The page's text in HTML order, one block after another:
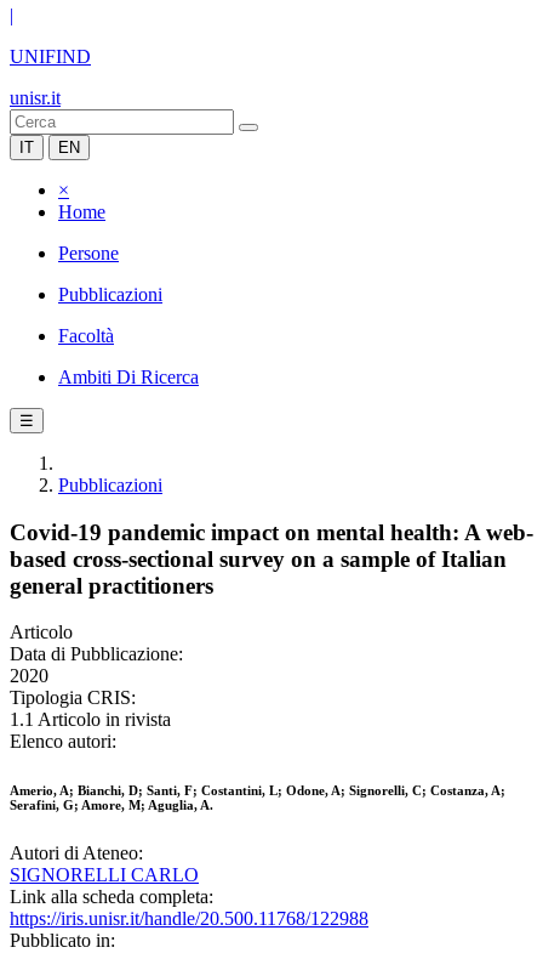
|
UNIFIND
unisr.it
IT EN
×
Home
Persone
Pubblicazioni
Facoltà
Ambiti Di Ricerca
☰
Pubblicazioni
Covid-19 pandemic impact on mental health: A web-
based cross-sectional survey on a sample of Italian
general practitioners
Articolo
Data di Pubblicazione:
2020
Tipologia CRIS:
1.1 Articolo in rivista
Elenco autori:
Amerio, A; Bianchi, D; Santi, F; Costantini, L; Odone, A; Signorelli, C; Costanza, A;
Serafini, G; Amore, M; Aguglia, A.
Autori di Ateneo:
SIGNORELLI CARLO
Link alla scheda completa:
https://iris.unisr.it/handle/20.500.11768/122988
Pubblicato in: